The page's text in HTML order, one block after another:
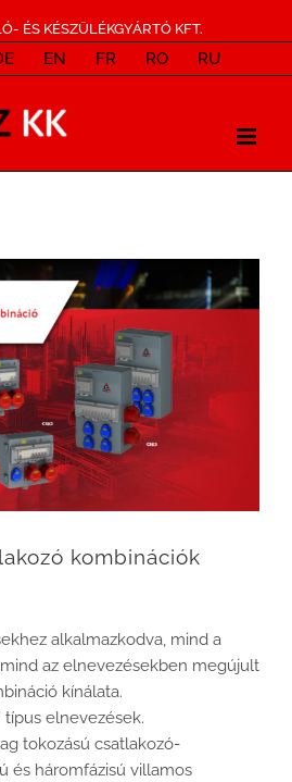
ÉS KÉSZÜLÉKGYÁRTÓ KFT.
EN FR RO RU
kombinációk
alkalmazkodva, mind a
az elnevezésekben megújult
kínálata.
típus elnevezések.
tokozású csatlakozó-
és háromfázisú villamos